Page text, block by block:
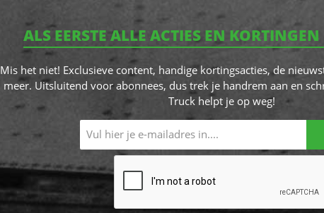
ALS EERSTE ALLE ACTIES EN
Mis het niet! Exclusieve content, handige kortingsacties, de
meer. Uitsluitend voor abonnees, dus trek je handrem aan en
Truck helpt je op weg!
mailadres*